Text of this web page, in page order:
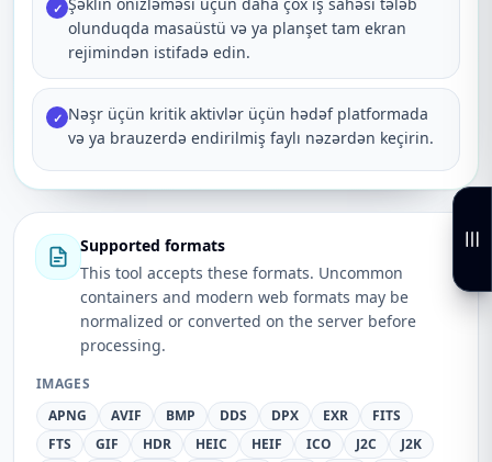
✓
olunduqda masaüstü və ya planşet tam ekran
rejimindən istifadə edin.
✓ Nəşr üçün kritik aktivlər üçün hədəf platformada
və ya brauzerdə endirilmiş faylı nəzərdən keçirin.
Supported formats
This tool accepts these formats. Uncommon
containers and modern web formats may be
normalized or converted on the server before
processing.
IMAGES
APNG
AVIF BMP DDS DPX EXR
FITS
FTS
GIF HDR HEIC HEIF ICO J2C
J2K